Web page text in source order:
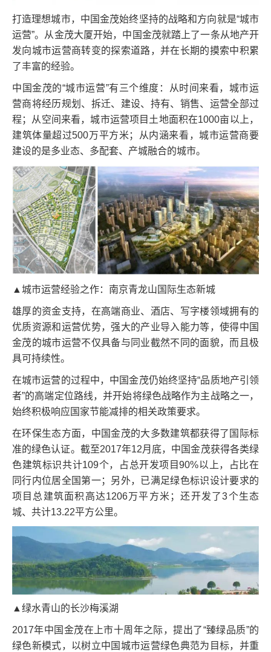
打造理想城市，中国金茂始终坚持的战略和方向就是“城市
运营”。从金茂大厦开始，中国金茂就踏上了一条从地产开
发向城市运营商转变的探索道路，并在长期的摸索中积累
了丰富的经验。
中国金茂的“城市运营”有三个维度：从时间来看，城市运
营商将经历规划、拆迁、建设、持有、销售、运营全部过
程；从空间来看，城市运营项目土地面积在1000亩以上，
建筑体量超过500万平方米；从内涵来看，城市运营商要
建设的是多业态、多配套、产城融合的城市。
▲城市运营经验之作：南京青龙山国际生态新城
雄厚的资金支持，在高端商业、酒店、写字楼领域拥有的
优质资源和运营优势，强大的产业导入能力等，使得中国
金茂的城市运营不仅具备与同业截然不同的面貌，而且极
具可持续性。
在城市运营的过程中，中国金茂仍始终坚持“品质地产引领
者”的高端定位路线，并开始将绿色战略作为主战略之一，
始终积极响应国家节能减排的相关政策要求。
在环保生态方面，中国金茂的大多数建筑都获得了国际标
准的绿色认证。截至2017年12月底，中国金茂获得各类绿
色建筑标识共计109个，占总开发项目90%以上，占比在
同行内位居全国第一；另外，已满足绿色标识设计要求的
项目总建筑面积高达1206万平方米；还开发了3个生态
城、共计13.22平方公里。
▲绿水青山的长沙梅溪湖
2017年中国金茂在上市十周年之际，提出了“臻绿品质”的
绿色新模式，以树立中国城市运营绿色典范为目标，并重